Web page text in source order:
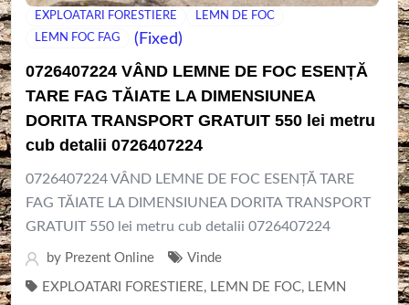
EXPLOATARI FORESTIERE
LEMN DE FOC
LEMN FOC FAG
(Fixed)
0726407224 VÂND LEMNE DE FOC ESENȚĂ
TARE FAG TĂIATE LA DIMENSIUNEA
DORITA TRANSPORT GRATUIT 550 lei metru
cub detalii 0726407224
0726407224 VÂND LEMNE DE FOC ESENȚĂ TARE
FAG TĂIATE LA DIMENSIUNEA DORITA TRANSPORT
GRATUIT 550 lei metru cub detalii 0726407224
by Prezent Online Vinde
EXPLOATARI FORESTIERE, LEMN DE FOC, LEMN